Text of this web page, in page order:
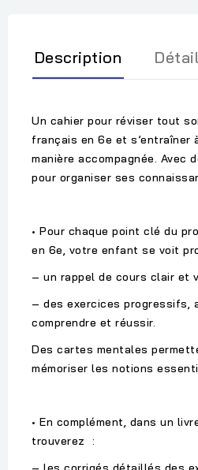
Description
Un cahier pour réviser tout
français en 6e et s’entraîner
manière accompagnée. Avec
pour organiser ses
• Pour chaque point clé du
en 6e, votre enfant se voit
– un rappel de cours clair et
– des exercices progressifs,
comprendre et réussir.
Des cartes mentales
mémoriser les notions
• En complément, dans un
trouverez :